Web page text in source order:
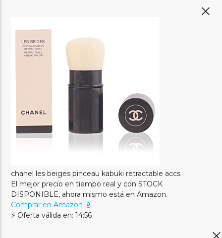
chanel les beiges pinceau kabuki retractable accs
El mejor precio en tiempo real y con STOCK
DISPONIBLE, ahora mismo está en Amazon.
Comprar en Amazon
⚡ Oferta válida en: 14:56